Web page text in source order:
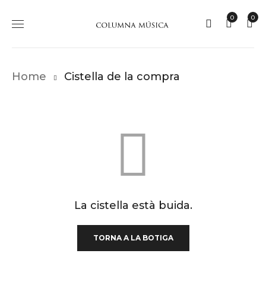
0
0
Home Cistella de la compra
La cistella està buida.
TORNA A LA BOTIGA